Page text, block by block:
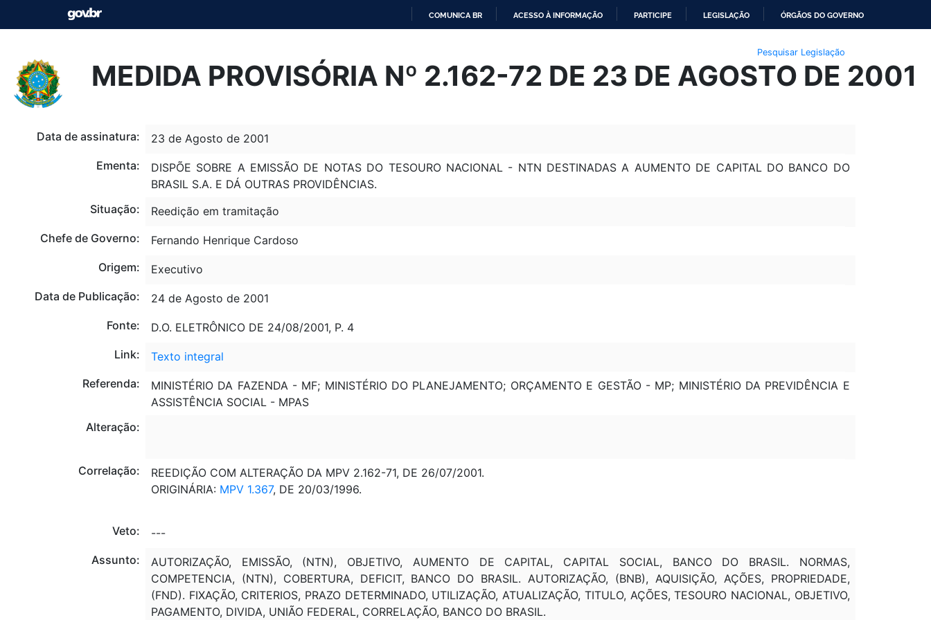
O
CONTEÚDO
COMUNICA BR ACESSO À INFORMAÇÃO PARTICIPE LEGISLAÇÃO ÓRGÃOS DO GOVERNO
Pesquisar Legislação
MEDIDA PROVISÓRIA Nº 2.162-72 DE 23 DE AGOSTO DE 2001
Data de assinatura:
23 de Agosto de 2001
Ementa:
DISPÕE SOBRE A EMISSÃO DE NOTAS DO TESOURO NACIONAL - NTN DESTINADAS A AUMENTO DE CAPITAL DO BANCO DO
BRASIL S.A. E DÁ OUTRAS PROVIDÊNCIAS.
Situação:
Reedição em tramitação
Chefe de Governo:
Fernando Henrique Cardoso
Origem:
Executivo
Data de Publicação:
24 de Agosto de 2001
Fonte:
D.O. ELETRÔNICO DE 24/08/2001, P. 4
Link:
Texto integral
Referenda:
MINISTÉRIO DA FAZENDA - MF; MINISTÉRIO DO PLANEJAMENTO; ORÇAMENTO E GESTÃO - MP; MINISTÉRIO DA PREVIDÊNCIA E
ASSISTÊNCIA SOCIAL - MPAS
Alteração:
Correlação:
REEDIÇÃO COM ALTERAÇÃO DA MPV 2.162-71, DE 26/07/2001.
ORIGINÁRIA: MPV 1.367, DE 20/03/1996.
Veto:
---
Assunto:
AUTORIZAÇÃO, EMISSÃO, (NTN), OBJETIVO, AUMENTO DE CAPITAL, CAPITAL SOCIAL, BANCO DO BRASIL. NORMAS,
COMPETENCIA, (NTN), COBERTURA, DEFICIT, BANCO DO BRASIL. AUTORIZAÇÃO, (BNB), AQUISIÇÃO, AÇÕES, PROPRIEDADE,
(FND). FIXAÇÃO, CRITERIOS, PRAZO DETERMINADO, UTILIZAÇÃO, ATUALIZAÇÃO, TITULO, AÇÕES, TESOURO NACIONAL, OBJETIVO,
PAGAMENTO, DIVIDA, UNIÃO FEDERAL, CORRELAÇÃO, BANCO DO BRASIL.